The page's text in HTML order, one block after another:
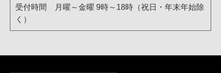
受付時間 月曜～金曜 9時～18時（祝日・年末年始除
く）